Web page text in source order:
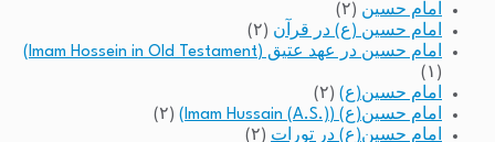
امام حسین (۲)
امام حسین (ع) در قرآن (۲)
امام حسین در عهد عتیق (Imam Hossein in Old Testament)
(۱)
امام حسین(ع) (۲)
امام حسین(ع) (Imam Hussain (A.S.))
(۲)
امام حسین(ع) در تورات (۲)